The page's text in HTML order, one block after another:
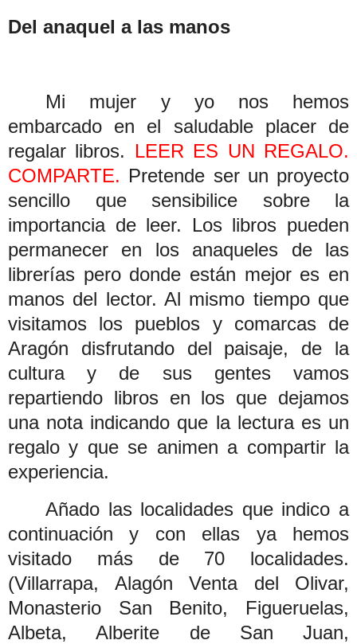
Del anaquel a las manos
Mi mujer y yo nos hemos
embarcado en el saludable placer de
regalar libros. LEER ES UN REGALO.
COMPARTE. Pretende ser un proyecto
sencillo que sensibilice sobre la
importancia de leer. Los libros pueden
permanecer en los anaqueles de las
librerías pero donde están mejor es en
manos del lector. Al mismo tiempo que
visitamos los pueblos y comarcas de
Aragón disfrutando del paisaje, de la
cultura y de sus gentes vamos
repartiendo libros en los que dejamos
una nota indicando que la lectura es un
regalo y que se animen a compartir la
experiencia.
Añado las localidades que indico a
continuación y con ellas ya hemos
visitado más de 70 localidades.
(Villarrapa, Alagón Venta del Olivar,
Monasterio San Benito, Figueruelas,
Albeta, Alberite de San Juan,